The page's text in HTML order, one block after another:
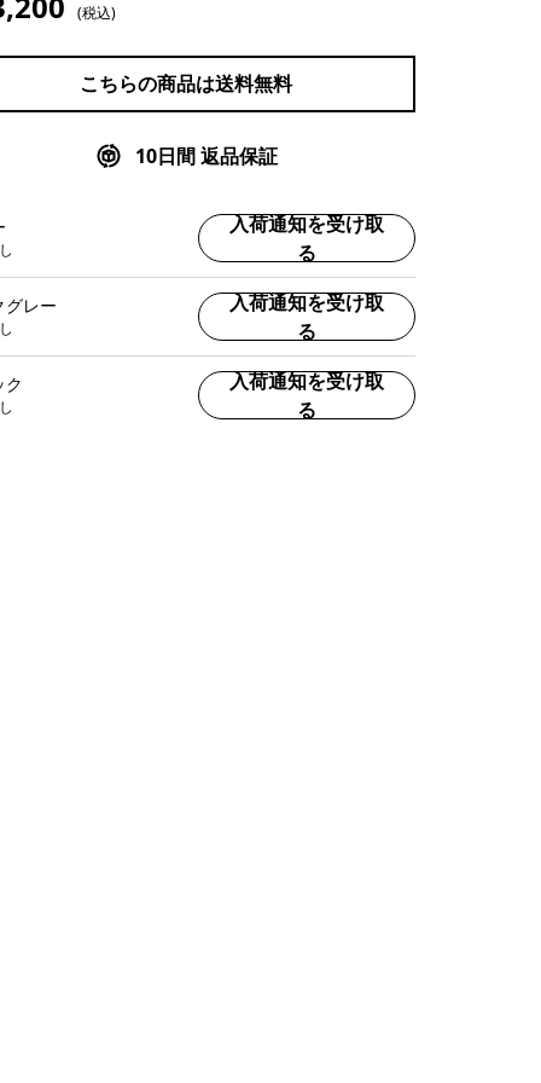
(税込)
こちらの商品は送料無料
10日間 返品保証
入荷通知を受け取
る
グレー
入荷通知を受け取
る
ク
入荷通知を受け取
る